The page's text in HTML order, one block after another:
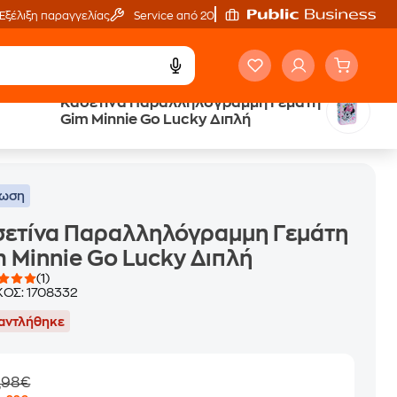
Εξέλιξη παραγγελίας Service από 20'
Κασετίνα Παραλληλόγραμμη Γεμάτη
Gim Minnie Go Lucky Διπλή
Παραλληλόγραμμη Γεμάτη
Minnie Go Lucky Διπλή
(1)
1708332